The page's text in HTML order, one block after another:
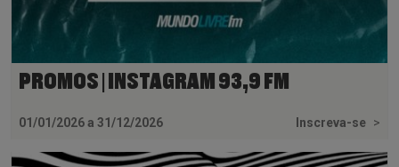
PROMOS | INSTAGRAM 93,9 FM
01/01/2026 a 31/12/2026 Inscreva-se >